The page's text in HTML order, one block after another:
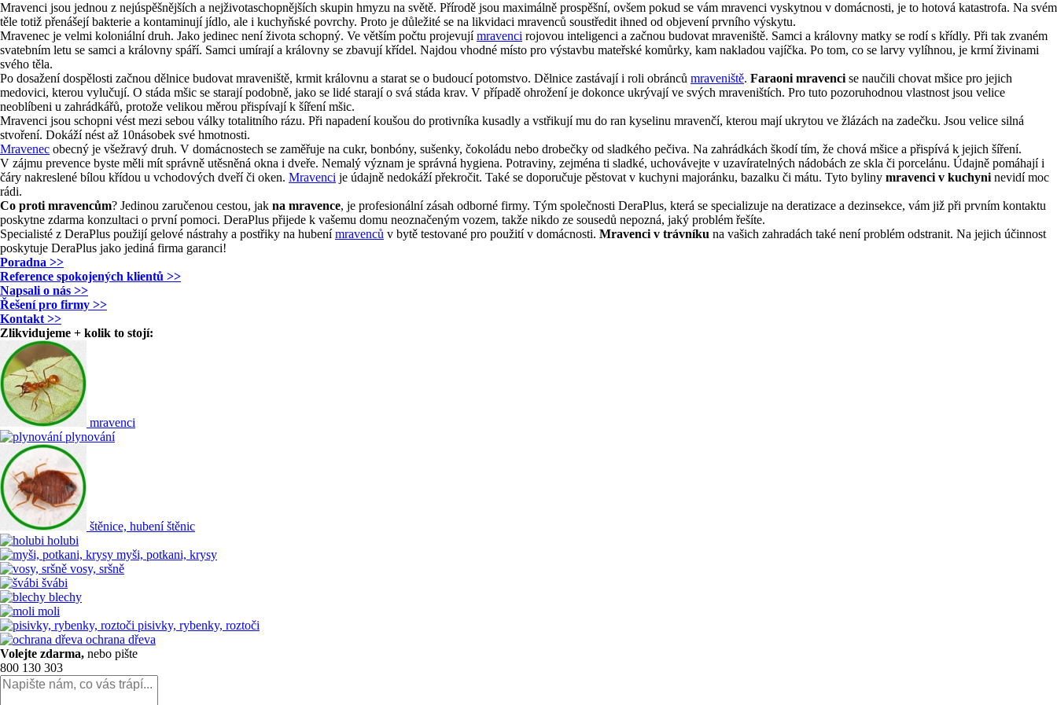
Mravenci jsou jednou z nejúspěšnějších a nejživotaschopnějších skupin hmyzu na světě. Přírodě jsou maximálně prospěšní, ovšem pokud se vám mravenci vyskytnou v domácnosti, je to hotová katastrofa. Na svém
těle totiž přenášejí bakterie a kontaminují jídlo, ale i kuchyňské povrchy. Proto je důležité se na likvidaci mravenců soustředit ihned od objevení prvního výskytu.
Mravenec je velmi koloniální druh. Jako jedinec není života schopný. Ve větším počtu projevujímravenci rojovou inteligenci a začnou budovat mraveniště. Samci a královny matky se rodí s křídly. Při tak zvaném
svatebním letu se samci a královny spáří. Samci umírají a královny se zbavují křídel. Najdou vhodné místo pro výstavbu mateřské komůrky, kam nakladou vajíčka. Po tom, co se larvy vylíhnou, je krmí živinami
svého těla.
Po dosažení dospělosti začnou dělnice budovat mraveniště, krmit královnu a starat se o budoucí potomstvo. Dělnice zastávají i roli obránců mraveniště. Faraoni mravenci se naučili chovat mšice pro jejich
medovici, kterou vylučují. O stáda mšic se starají podobně, jako se lidé starají o svá stáda krav. V případě ohrožení je dokonce ukrývají ve svých mraveništích. Pro tuto pozoruhodnou vlastnost jsou velice
neoblíbeni u zahrádkářů, protože velikou měrou přispívají k šíření mšic.
Mravenci jsou schopni vést mezi sebou války totalitního rázu. Při napadení koušou do protivníka kusadly a vstřikují mu do ran kyselinu mravenčí, kterou mají ukrytou ve žlázách na zadečku. Jsou velice silná
stvoření. Dokáží nést až 10násobek své hmotnosti.
Mravenec obecný je všežravý druh. V domácnostech se zaměřuje na cukr, bonbóny, sušenky, čokoládu nebo drobečky od sladkého pečiva. Na zahrádkách škodí tím, že chová mšice a přispívá k jejich šíření.
V zájmu prevence byste měli mít správně utěsněná okna i dveře. Nemalý význam je správná hygiena. Potraviny, zejména ti sladké, uchovávejte v uzavíratelných nádobách ze skla či porcelánu. Údajně pomáhají i
čáry nakreslené bílou křídou u vchodových dveří či oken. Mravenci je údajně nedokáží překročit. Také se doporučuje pěstovat v kuchyni majoránku, bazalku či mátu. Tyto byliny mravenci v kuchyni nevidí moc
rádi.
Co proti mravencům? Jedinou zaručenou cestou, jak na mravence, je profesionální zásah odborné firmy. Tým společnosti DeraPlus, která se specializuje na deratizace a dezinsekce, vám již při prvním kontaktu
poskytne zdarma konzultaci o první pomoci. DeraPlus přijede k vašemu domu neoznačeným vozem, takže nikdo ze sousedů nepozná, jaký problém řešíte.
Specialisté z DeraPlus použijí gelové nástrahy a postřiky na hubenímravenců v bytě testované pro použití v domácnosti. Mravenci v trávníku na vašich zahradách také není problém odstranit. Na jejich účinnost
poskytuje DeraPlus jako jediná firma garanci!
Poradna >>
Reference spokojených klientů >>
Napsali o nás >>
Řešení pro firmy >>
Kontakt >>
Zlikvidujeme + kolik to stojí:
mravenci
plynování
štěnice, hubení štěnic
holubi
myši, potkani, krysy
vosy, sršně
švábi
blechy
moli
pisivky, rybenky, roztoči
ochrana dřeva
Volejte zdarma, nebo pište
800 130 303